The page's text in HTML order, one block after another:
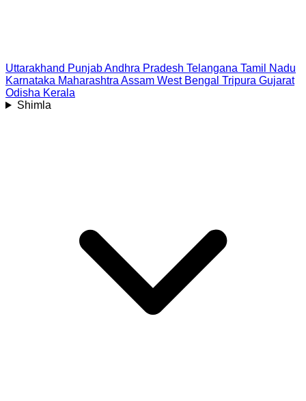
Uttarakhand PunjabAndhra Pradesh Telangana Tamil Nadu
Karnataka Maharashtra Assam West Bengal Tripura Gujarat
Odisha Kerala
Shimla